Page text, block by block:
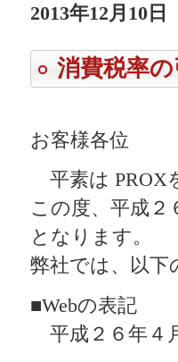
2013年12月10日
消費税率
お客様各位
平素は PROX
この度、平成２
となります。
弊社では、以
■Webの表記
平成２６年４